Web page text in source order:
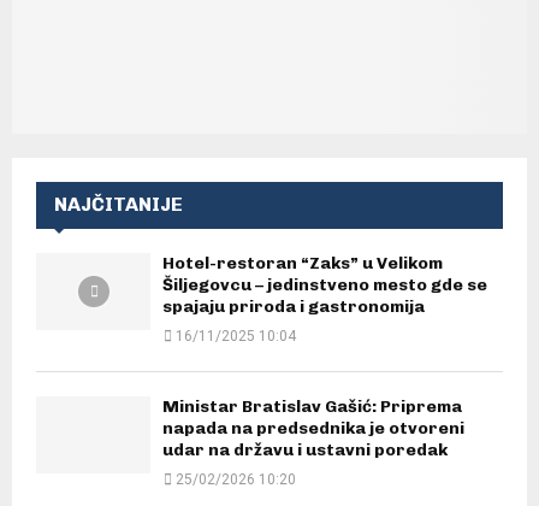
NAJČITANIJE
Hotel-restoran “Zaks” u Velikom
Šiljegovcu – jedinstveno mesto gde se
spajaju priroda i gastronomija
16/11/2025 10:04
Ministar Bratislav Gašić: Priprema
napada na predsednika je otvoreni
udar na državu i ustavni poredak
25/02/2026 10:20